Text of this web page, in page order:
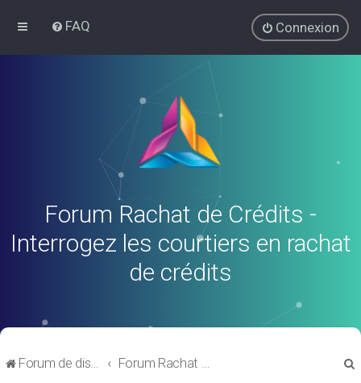
FAQ Connexion
Forum Rachat de Crédits -
Interrogez les courtiers en rachat
de crédits
Forum de discussions sur le Regroupement de Crédits et le Rachat de Crédits Forum Rachat de Crédits